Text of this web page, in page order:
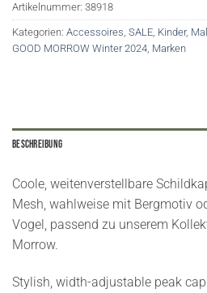
Artikelnummer: 38918
Kategorien: Accessoires, SALE, Kinder,
GOOD MORROW Winter 2024, Marken
Beschreibung
Coole, weitenverstellbare
Mesh, wahlweise mit Bergmotiv
Vogel, passend zu unserem
Morrow.
Stylish, width-adjustable peak